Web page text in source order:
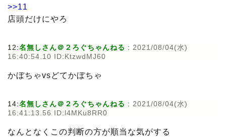
>>11
店頭だけにやろ
12:名無しさん＠２ろぐちゃんねる : 2021/08/04(水)
16:40:54.10 ID:KtzwdMJ60
かぼちゃvsどてかぼちゃ
14:名無しさん＠２ろぐちゃんねる : 2021/08/04(水)
16:41:13.56 ID:l4MKu8RR0
なんとなくこの判断の方が順当な気がする